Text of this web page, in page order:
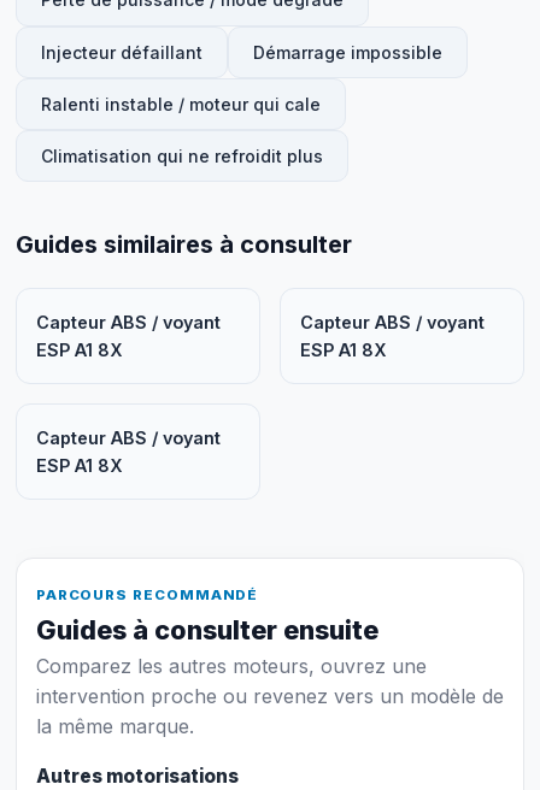
Injecteur défaillant Démarrage impossible
Ralenti instable / moteur qui cale
Climatisation qui ne refroidit plus
Guides similaires à consulter
Capteur ABS / voyant
ESP A1 8X
Capteur ABS / voyant
ESP A1 8X
Capteur ABS / voyant
ESP A1 8X
PARCOURS RECOMMANDÉ
Guides à consulter ensuite
Comparez les autres moteurs, ouvrez une
intervention proche ou revenez vers un modèle de
la même marque.
Autres motorisations